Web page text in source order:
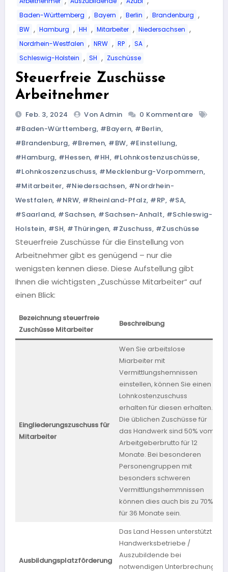
Baden-Württemberg , Bayern , Berlin , Brandenburg ,
BW , Hamburg , HH , Mitarbeiter , Niedersachsen ,
Nordrhein-Westfalen , NRW , RP , SA ,
Schleswig-Holstein , SH , Zuschüsse
Steuerfreie Zuschüsse
Arbeitnehmer
Feb. 3, 2024 Von Admin
0 Kommentare
#Baden-Württemberg, #Bayern, #Berlin,
#Brandenburg, #Bremen, #BW, #einstellung,
#Hamburg, #Hessen, #HH, #Lohnkostenzuschüsse,
#Lohnkoszenzuschuss, #Mecklenburg-Vorpommern,
#Mitarbeiter, #Niedersachsen, #Nordrhein-
Westfalen, #NRW, #Rheinland-Pfalz, #RP, #SA,
#Saarland, #Sachsen, #Sachsen-Anhalt, #Schleswig-
Holstein, #SH, #Thüringen, #Zuschuss, #Zuschüsse
Steuerfreie Zuschüsse für die Einstellung von
Arbeitnehmer gibt es genügend – nur die
wenigsten kennen diese. Diese Aufstellung gibt
Ihnen die wichtigsten „Zuschüsse Mitarbeiter“ auf
einen Blick:
Bezeichnung steuerfreie
Zuschüsse Mitarbeiter
Beschreibung
Eingliederungszuschuss für
Mitarbeiter
Wen Sie arbeitslose
Miarbeiter mit
Vermittlungshemnissen
einstellen, können Sie einen
Lohnkostenzuschuss
erhalten für diesen erhalten.
Die üblichen Zuschüsse für
das Handwerk sind 50% vom
Arbeitgeberbrutto für 12
Monate. Bei besonderen
Personengruppen mit
besonders schweren
Vermittlungshemmnissen
können dies auch bis zu 70%
für 36 Monate sein.
Ausbildungsplatzförderung
Das Land Hessen unterstützt
Handwerksbetriebe /
Auszubildende bei
notwendigen Unterbrechung